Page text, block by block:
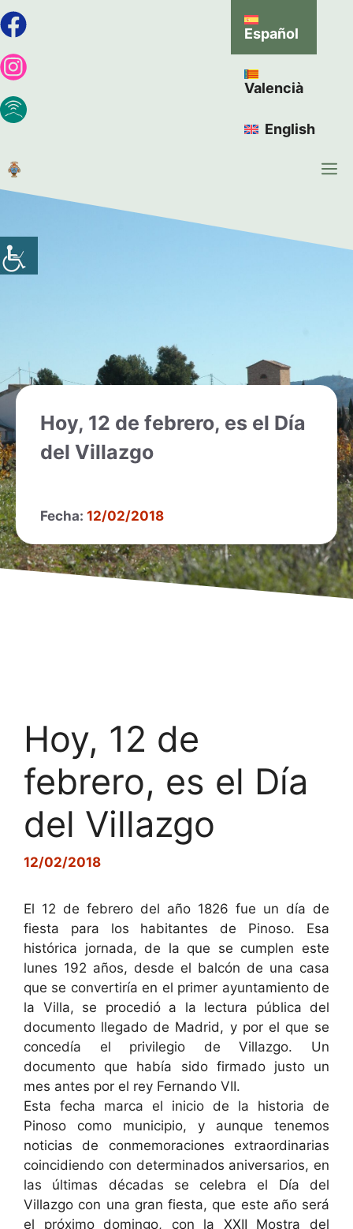
Español
Valencià
English
Hoy, 12 de febrero, es el Día
del Villazgo
Fecha: 12/02/2018
Hoy, 12 de
febrero, es el Día
del Villazgo
12/02/2018
El 12 de febrero del año 1826 fue un día de
fiesta para los habitantes de Pinoso. Esa
histórica jornada, de la que se cumplen este
lunes 192 años, desde el balcón de una casa
que se convertiría en el primer ayuntamiento de
la Villa, se procedió a la lectura pública del
documento llegado de Madrid, y por el que se
concedía el privilegio de Villazgo. Un
documento que había sido firmado justo un
mes antes por el rey Fernando VII.
Esta fecha marca el inicio de la historia de
Pinoso como municipio, y aunque tenemos
noticias de conmemoraciones extraordinarias
coincidiendo con determinados aniversarios, en
las últimas décadas se celebra el Día del
Villazgo con una gran fiesta, que este año será
el próximo domingo, con la XXII Mostra del